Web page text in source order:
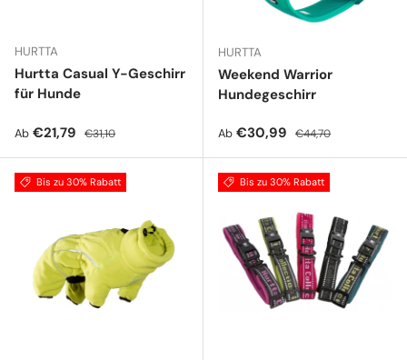
HURTTA
Hurtta Casual Y-Geschirr
für Hunde
Verkaufspreis
Ab €21,79 Normaler Preis
€31,10
HURTTA
Weekend Warrior
Hundegeschirr
Verkaufspreis
Ab €30,99 Normaler Preis
€44,70
Bis zu 30% Rabatt Bis zu 30% Rabatt